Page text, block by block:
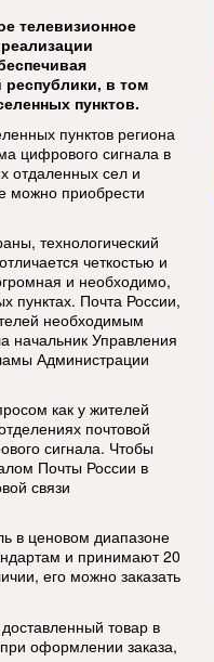
телевизионное
в том
пунктов.
пунктов региона
цифрового сигнала в
отдаленных сел и
можно приобрести
технологический
четкостью и
и необходимо,
пунктах. Почта России,
необходимым
начальник Управления
Администрации
как у жителей
почтовой
сигнала. Чтобы
Почты России в
связи
в ценовом диапазоне
и принимают 20
его можно заказать
товар в
оформлении заказа,